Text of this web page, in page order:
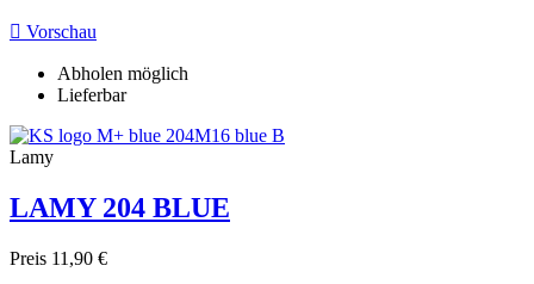
 Vorschau
Abholen möglich
Lieferbar
Lamy
LAMY 204 BLUE
Preis 11,90 €